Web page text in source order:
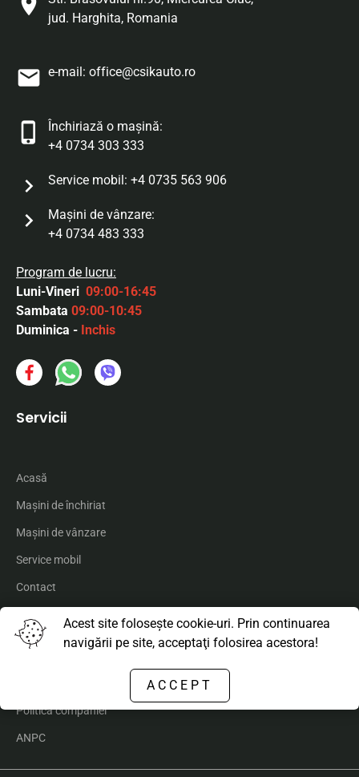
jud. Harghita, Romania
e-mail: office@csikauto.ro
Închiriază o mașină:
+4 0734 303 333
Service mobil: +4 0735 563 906
Maşini de vânzare:
+4 0734 483 333
Program de lucru:
Luni-Vineri 09:00-16:45
Sambata 09:00-10:45
Duminica - Inchis
Servicii
Acasă
Maşini de închiriat
Maşini de vânzare
Service mobil
Contact
Despre noi
Declarație de confidențialitate
Politica companiei
ANPC
Acest site foloseşte cookie-uri. Prin continuarea
navigării pe site, acceptaţi folosirea acestora!
ACCEPT